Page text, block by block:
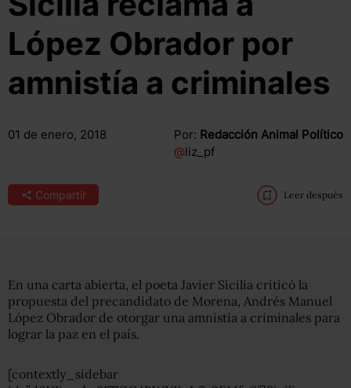
López Obrador por
amnistía a criminales
01 de enero, 2018 Por: Redacción Animal Político
@liz_pf
Compartir Leer después
En una carta abierta, el poeta Javier Sicilia criticó la
propuesta del precandidato de Morena, Andrés Manuel
López Obrador de otorgar una amnistía a criminales para
lograr la paz en el país.
[contextly_sidebar